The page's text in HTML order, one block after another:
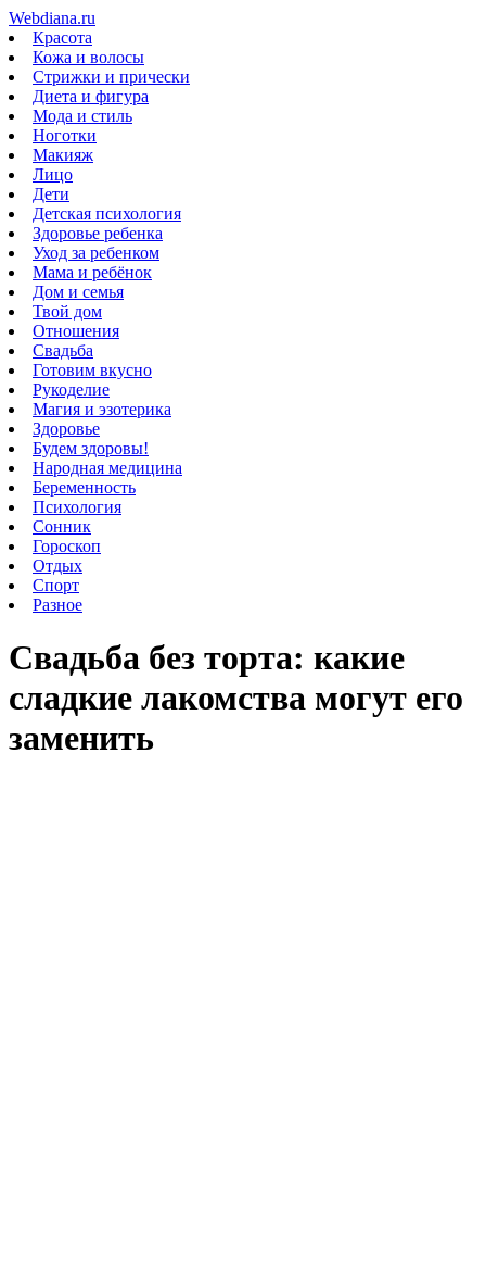
Webdiana.ru
Красота
Кожа и волосы
Стрижки и прически
Диета и фигура
Мода и стиль
Ноготки
Макияж
Лицо
Дети
Детская психология
Здоровье ребенка
Уход за ребенком
Мама и ребёнок
Дом и семья
Твой дом
Отношения
Свадьба
Готовим вкусно
Рукоделие
Магия и эзотерика
Здоровье
Будем здоровы!
Народная медицина
Беременность
Психология
Сонник
Гороскоп
Отдых
Спорт
Разное
Свадьба без торта: какие
сладкие лакомства могут его
заменить